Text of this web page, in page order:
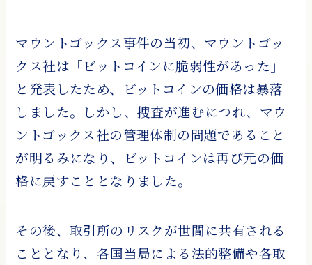
マウントゴックス事件の当初、マウントゴッ
クス社は「ビットコインに脆弱性があった」
と発表したため、ビットコインの価格は暴落
しました。しかし、捜査が進むにつれ、マウ
ントゴックス社の管理体制の問題であること
が明るみになり、ビットコインは再び元の価
格に戻すこととなりました。
その後、取引所のリスクが世間に共有される
こととなり、各国当局による法的整備や各取